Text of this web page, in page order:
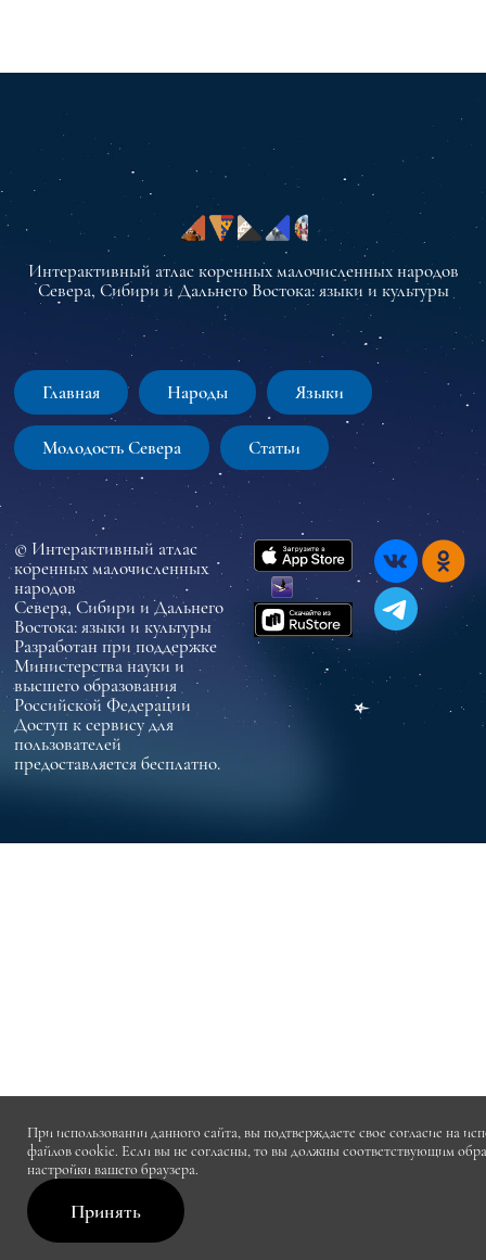
Интерактивный атлас коренных малочисленных народов
Севера, Сибири и Дальнего Востока: языки и культуры
Главная Народы Языки
Молодость Севера Статьи
© Интерактивный атлас
коренных малочисленных
народов
Севера, Сибири и Дальнего
Востока: языки и культуры
Разработан при поддержке
Министерства науки и
высшего образования
Российской Федерации
Доступ к сервису для
пользователей
предоставляется бесплатно.
При использовании данного сайта, вы подтверждаете свое согласие на
файлов cookie. Если вы не согласны, то вы должны соответствующим
настройки вашего браузера.
Принять